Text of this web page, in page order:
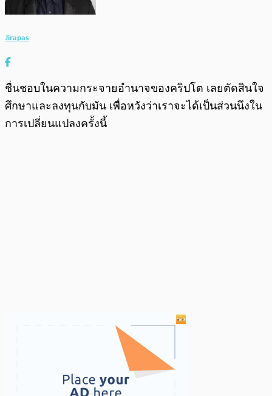
Jirapas
ชื่นชอบในความกระจายอำนาจของคริปโต เลยตัดสินใจ
ศึกษาและลงทุนกับมัน เพื่อหวังว่าเราจะได้เป็นส่วนนึงใน
การเปลี่ยนแปลงครั้งนี้